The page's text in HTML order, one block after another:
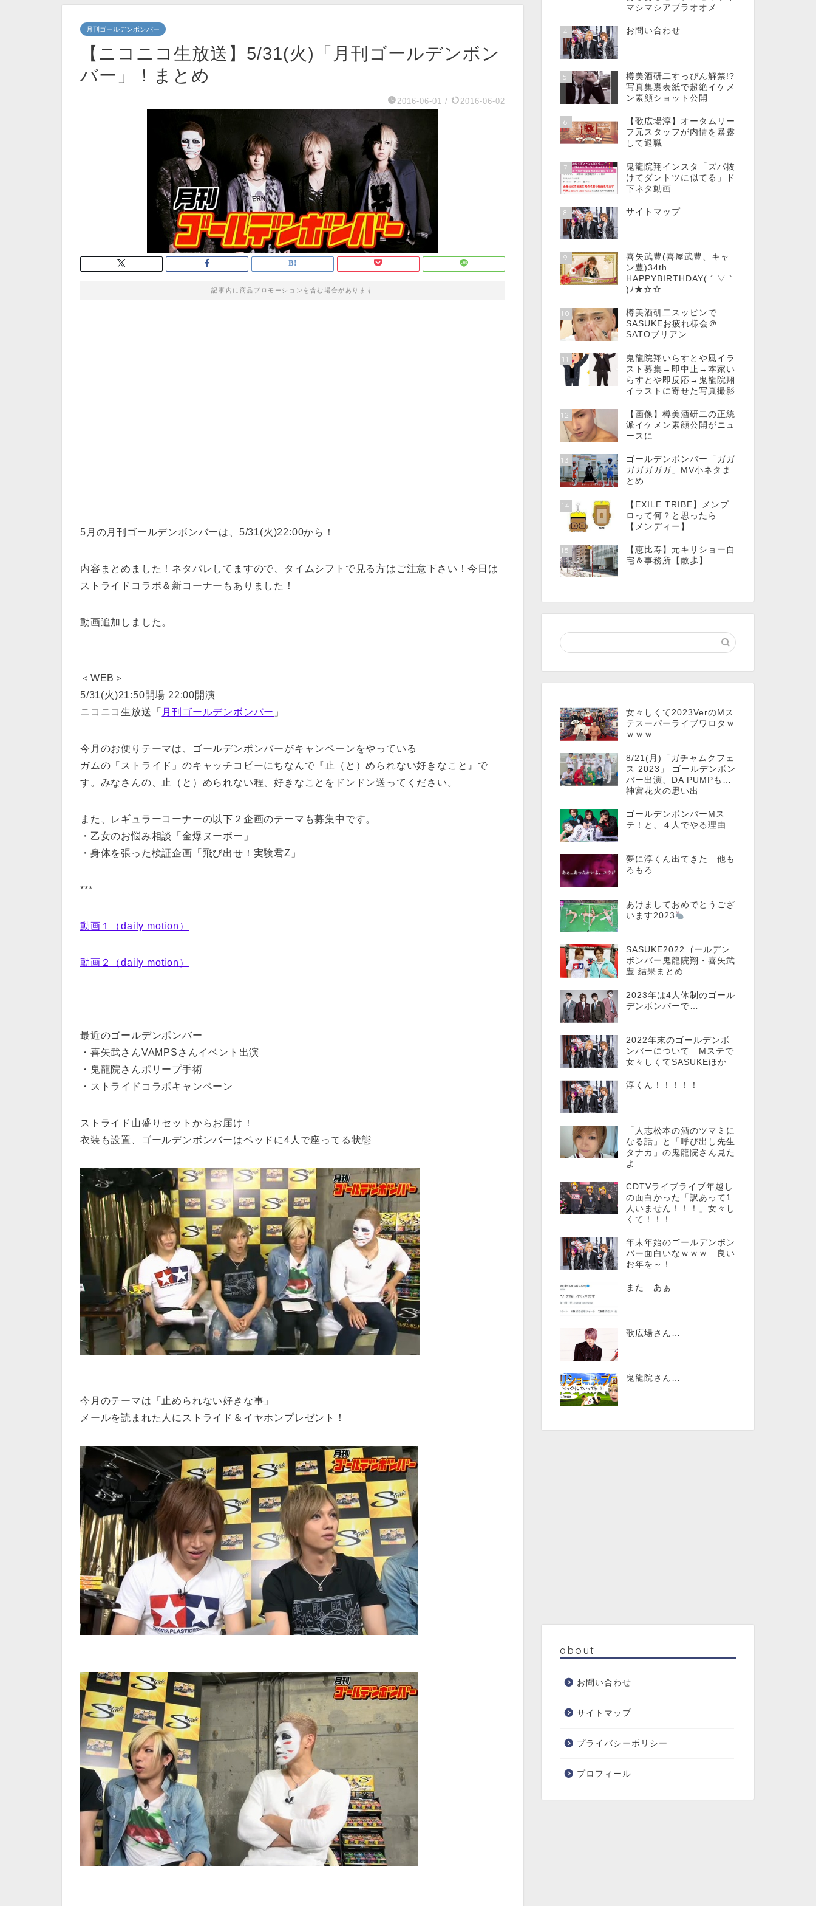
月刊ゴールデンボンバー
【ニコニコ生放送】5/31(火)「月刊ゴールデンボン
バー」！まとめ
2016-06-01 / 2016-06-02
記事内に商品プロモーションを含む場合があります
5月の月刊ゴールデンボンバーは、5/31(火)22:00から！
内容まとめました！ネタバレしてますので、タイムシフトで見る方はご注意下さい！今日は
ストライドコラボ＆新コーナーもありました！
動画追加しました。
＜WEB＞
5/31(火)21:50開場 22:00開演
ニコニコ生放送「 月刊ゴールデンボンバー 」
今月のお便りテーマは、ゴールデンボンバーがキャンペーンをやっている
ガムの「ストライド」のキャッチコピーにちなんで『止（と）められない好きなこと』で
す。みなさんの、止（と）められない程、好きなことをドンドン送ってください。
また、レギュラーコーナーの以下２企画のテーマも募集中です。
・乙女のお悩み相談「金爆ヌーボー」
・身体を張った検証企画「飛び出せ！実験君Z」
***
動画１（daily motion）
動画２（daily motion）
最近のゴールデンボンバー
・喜矢武さんVAMPSさんイベント出演
・鬼龍院さんポリープ手術
・ストライドコラボキャンペーン
ストライド山盛りセットからお届け！
衣装も設置、ゴールデンボンバーはベッドに4人で座ってる状態
今月のテーマは「止められない好きな事」
メールを読まれた人にストライド＆イヤホンプレゼント！
マシマシアブラオオメ
4 お問い合わせ
5
樽美酒研二すっぴん解禁!?
写真集裏表紙で超絶イケメ
ン素顔ショット公開
6
【歌広場淳】オータムリー
フ元スタッフが内情を暴露
して退職
7
鬼龍院翔インスタ「ズバ抜
けてダントツに似てる」ド
下ネタ動画
8 サイトマップ
9
喜矢武豊(喜屋武豊、キャ
ン豊)34th
HAPPYBIRTHDAY( ´ ▽ `
)ﾉ★☆☆
10
樽美酒研二スッピンで
SASUKEお疲れ様会＠
SATOブリアン
11
鬼龍院翔いらすとや風イラ
スト募集→即中止→本家い
らすとや即反応→鬼龍院翔
イラストに寄せた写真撮影
12
【画像】樽美酒研二の正統
派イケメン素顔公開がニュ
ースに
13
ゴールデンボンバー「ガガ
ガガガガガ」MV小ネタま
とめ
14
【EXILE TRIBE】メンプ
ロって何？と思ったら…
【メンディー】
15
【恵比寿】元キリショー自
宅＆事務所【散歩】
女々しくて2023VerのMス
テスーパーライブワロタｗ
ｗｗｗ
8/21(月)「ガチャムクフェ
ス 2023」 ゴールデンボン
バー出演、DA PUMPも…
神宮花火の思い出
ゴールデンボンバーMス
テ！と、４人でやる理由
夢に淳くん出てきた 他も
ろもろ
あけましておめでとうござ
います2023
SASUKE2022ゴールデン
ボンバー鬼龍院翔・喜矢武
豊 結果まとめ
2023年は4人体制のゴール
デンボンバーで…
2022年末のゴールデンボ
ンバーについて Mステで
女々しくてSASUKEほか
淳くん！！！！！
「人志松本の酒のツマミに
なる話」と「呼び出し先生
タナカ」の鬼龍院さん見た
よ
CDTVライブライブ年越し
の面白かった「訳あって1
人いません！！！」女々し
くて！！！
年末年始のゴールデンボン
バー面白いなｗｗｗ 良い
お年を～！
また…あぁ…
歌広場さん…
鬼龍院さん…
about
お問い合わせ
サイトマップ
プライバシーポリシー
プロフィール